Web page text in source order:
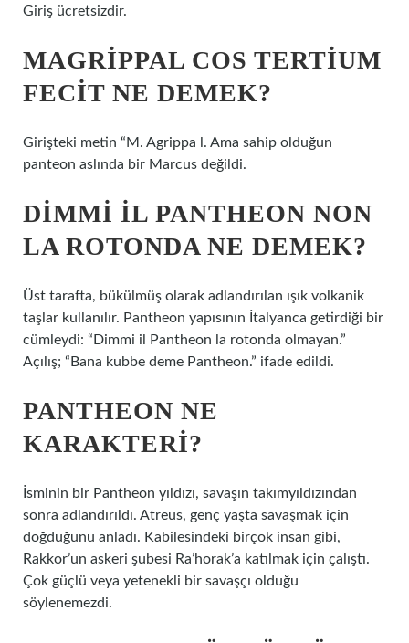
Giriş ücretsizdir.
MAGRIPPAL COS TERTIUM
FECIT NE DEMEK?
Girişteki metin “M. Agrippa l. Ama sahip olduğun
panteon aslında bir Marcus değildi.
DIMMI IL PANTHEON NON
LA ROTONDA NE DEMEK?
Üst tarafta, bükülmüş olarak adlandırılan ışık volkanik
taşlar kullanılır. Pantheon yapısının İtalyanca getirdiği bir
cümleydi: “Dimmi il Pantheon la rotonda olmayan.”
Açılış; “Bana kubbe deme Pantheon.” ifade edildi.
PANTHEON NE
KARAKTERI?
İsminin bir Pantheon yıldızı, savaşın takımyıldızından
sonra adlandırıldı. Atreus, genç yaşta savaşmak için
doğduğunu anladı. Kabilesindeki birçok insan gibi,
Rakkor’un askeri şubesi Ra’horak’a katılmak için çalıştı.
Çok güçlü veya yetenekli bir savaşçı olduğu
söylenemezdi.